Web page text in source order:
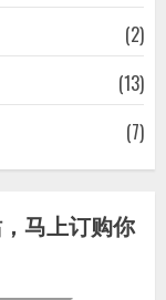
(2)
(13)
(7)
马上订购你